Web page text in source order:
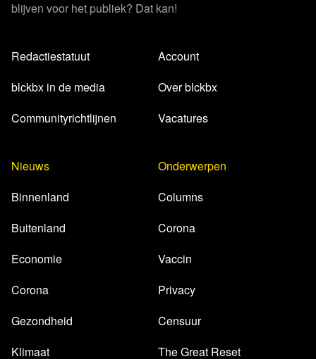
blijven voor het publiek? Dat kan!
Redactiestatuut
blckbx in de media
Communityrichtlijnen
Account
Over blckbx
Vacatures
Nieuws
Binnenland
Buitenland
Economie
Corona
Gezondheid
Klimaat
Onderwerpen
Columns
Corona
Vaccin
Privacy
Censuur
The Great Reset